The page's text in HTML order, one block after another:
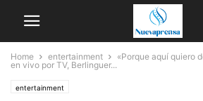
Home entertainment
«Porque aquí quiero
en vivo por TV, Berlinguer...
entertainment